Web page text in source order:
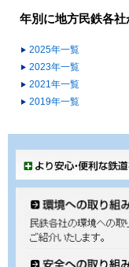
年別に地方民鉄各
2025年一覧
2023年一覧
2021年一覧
2019年一覧